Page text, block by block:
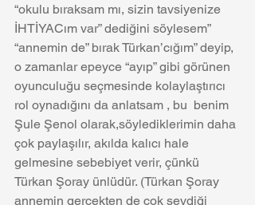
“okulu bıraksam mı, sizin tavsiyenize
İHTİYACım var” dediğini söylesem”
“annemin de” bırak Türkan’cığım” deyip,
o zamanlar epeyce “ayıp” gibi görünen
oyunculuğu seçmesinde kolaylaştırıcı
rol oynadığını da anlatsam , bu  benim
Şule Şenol olarak,söylediklerimin daha
çok paylaşılır, akılda kalıcı hale
gelmesine sebebiyet verir, çünkü
Türkan Şoray ünlüdür. (Türkan Şoray
annemin gerçekten de çok sevdiği